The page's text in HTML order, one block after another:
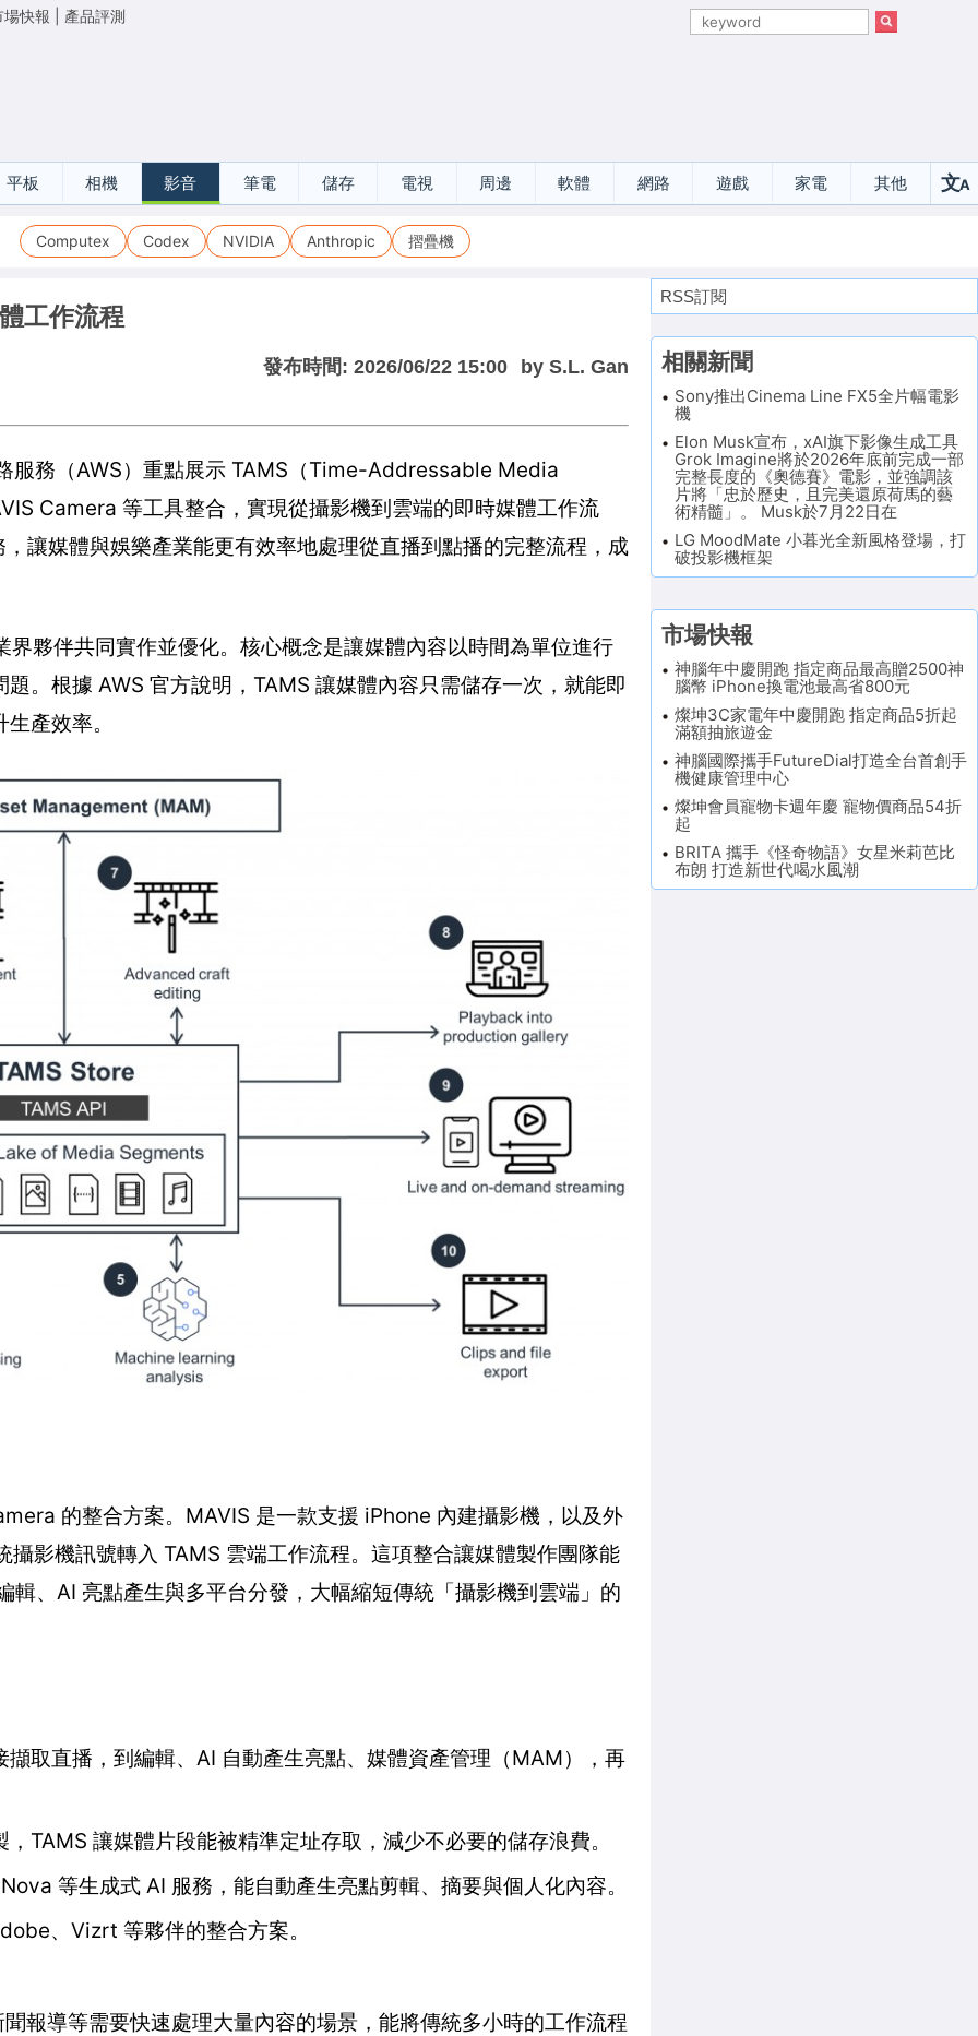
場快報 產品評測
平板 相機 影音 筆電 儲存 電視 周邊 軟體 網路 遊戲 家電 其他 文A
Computex Codex NVIDIA Anthropic 摺疊機
工作流程
發布時間: 2026/06/22 15:00 by S.L. Gan
服務（AWS）重點展示 TAMS（Time-Addressable Media
Camera 等工具整合，實現從攝影機到雲端的即時媒體工作流
讓媒體與娛樂產業能更有效率地處理從直播到點播的完整流程，成
夥伴共同實作並優化。核心概念是讓媒體內容以時間為單位進行
。根據 AWS 官方說明，TAMS 讓媒體內容只需儲存一次，就能即
產效率。
的整合方案。MAVIS 是一款支援 iPhone 內建攝影機，以及外
影機訊號轉入 TAMS 雲端工作流程。這項整合讓媒體製作團隊能
、AI 亮點產生與多平台分發，大幅縮短傳統「攝影機到雲端」的
取直播，到編輯、AI 自動產生亮點、媒體資產管理（MAM），再
TAMS 讓媒體片段能被精準定址存取，減少不必要的儲存浪費。
等生成式 AI 服務，能自動產生亮點剪輯、摘要與個人化內容。
、Vizrt 等夥伴的整合方案。
報導等需要快速處理大量內容的場景，能將傳統多小時的工作流程
RSS訂閱
相關新聞
Sony推出Cinema Line FX5全片幅電影
機
Elon Musk宣布，xAI旗下影像生成工具
Grok Imagine將於2026年底前完成一部
完整長度的《奧德賽》電影，並強調該
片將「忠於歷史，且完美還原荷馬的藝
術精髓」。 Musk於7月22日在
LG MoodMate 小暮光全新風格登場，打
破投影機框架
市場快報
神腦年中慶開跑 指定商品最高贈2500神
腦幣 iPhone換電池最高省800元
燦坤3C家電年中慶開跑 指定商品5折起
滿額抽旅遊金
神腦國際攜手FutureDial打造全台首創手
機健康管理中心
燦坤會員寵物卡週年慶 寵物價商品54折
起
BRITA 攜手《怪奇物語》女星米莉芭比
布朗 打造新世代喝水風潮